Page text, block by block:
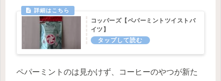
コッパーズ【ペパーミントツイストバ
イツ】
ペパーミントのは見かけず、コーヒーのやつが新た